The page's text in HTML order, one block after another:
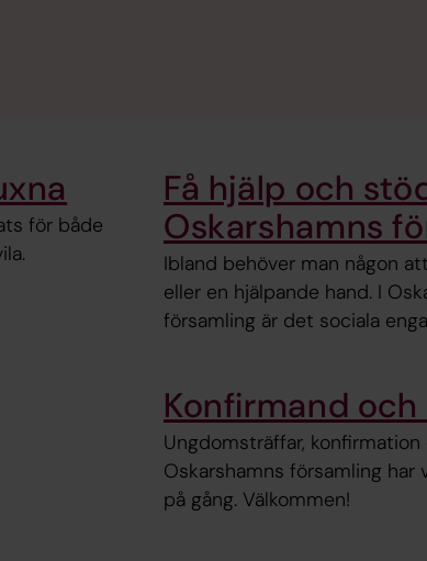
för både
Få hjälp och
Oskarshamns
Ibland behöver man någon
eller en hjälpande hand. I
församling är det sociala
Konfirmand
Ungdomsträffar, konfirmation
Oskarshamns församling har
på gång. Välkommen!